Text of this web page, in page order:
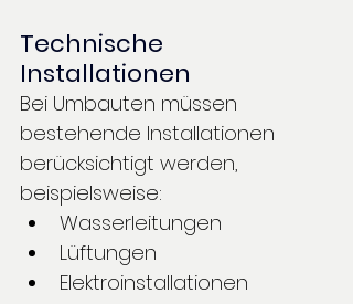
Technische
Installationen
Bei Umbauten müssen
bestehende Installationen
berücksichtigt werden,
beispielsweise:
Wasserleitungen
Lüftungen
Elektroinstallationen